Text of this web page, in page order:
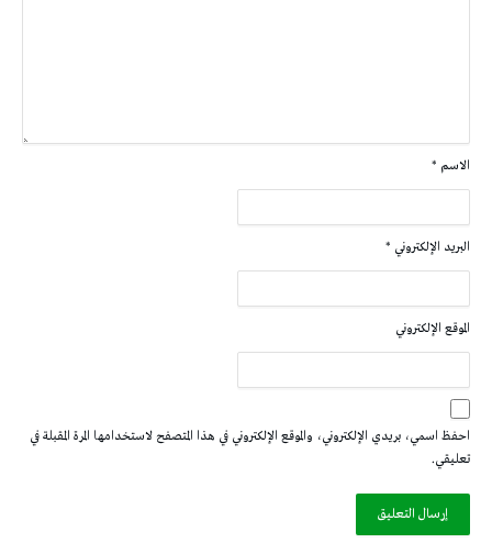
الاسم *
البريد الإلكتروني *
الموقع الإلكتروني
احفظ اسمي، بريدي الإلكتروني، والموقع الإلكتروني في هذا المتصفح لاستخدامها المرة المقبلة في
تعليقي.